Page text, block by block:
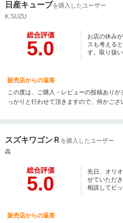
日産キューブを購入したユーザー
K.SUZU
総合評価
5.0
お店の休み
スも考える
す。取り扱い
販売店からの返答
この度は、ご購入・レビューの投稿あり
っかりと行わせて頂きますので、何かござ
スズキワゴンＲ を購入したユーザー
轟
総合評価
5.0
先日、オリ
せていただ
相談してピッ
販売店からの返答